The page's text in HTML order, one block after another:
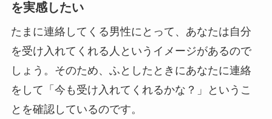
を実感したい
たまに連絡してくる男性にとって、あなたは自分
を受け入れてくれる人というイメージがあるので
しょう。そのため、ふとしたときにあなたに連絡
をして「今も受け入れてくれるかな？」というこ
とを確認しているのです。